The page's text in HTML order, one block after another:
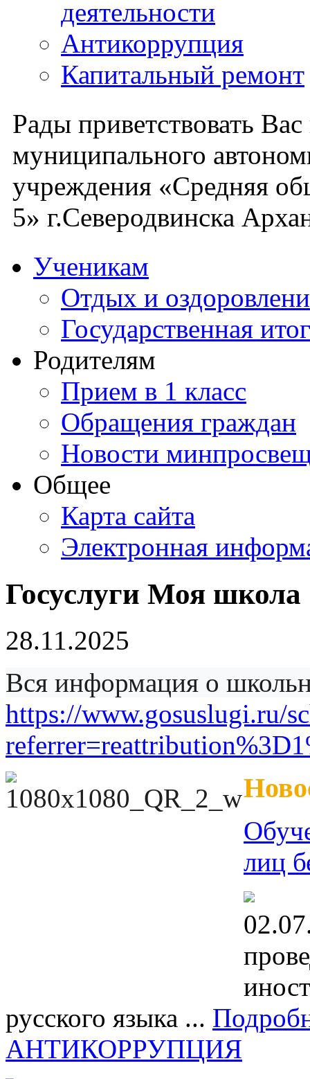
деятельности
Антикоррупция
Капитальный ремонт
Рады приветствовать
муниципального
учреждения «Средняя
5» г.Северодвинска
Ученикам
Отдых и
Государственная
Родителям
Прием в 1 класс
Обращения граждан
Новости
Общее
Карта сайта
Электронная
Госуслуги Моя школа
28.11.2025
Вся информация о
https://www.gosuslugi.ru/
лиц
русского языка ...
АНТИКОРРУПЦИЯ